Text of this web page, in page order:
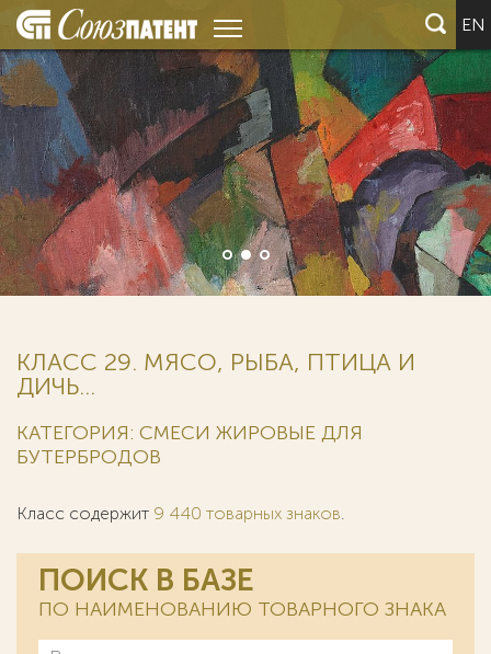
EN
Мы ведем дела 6 из
крупнейших
(Fortune Global 500)
КЛАСС 29. МЯСО, РЫБА, ПТИЦА И
ДИЧЬ...
КАТЕГОРИЯ: СМЕСИ ЖИРОВЫЕ ДЛЯ
БУТЕРБРОДОВ
Класс содержит 9 440 товарных знаков.
ПОИСК В БАЗЕ
ПО НАИМЕНОВАНИЮ ТОВАРНОГО ЗНАКА